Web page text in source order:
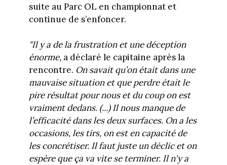
suite au Parc OL en championnat et
continue de s’enfoncer.
"Il y a de la frustration et une déception
énorme, a déclaré le capitaine après la
rencontre. On savait qu’on était dans une
mauvaise situation et que perdre était le
pire résultat pour nous et du coup on est
vraiment dedans. (...) Il nous manque de
l’efficacité dans les deux surfaces. On a les
occasions, les tirs, on est en capacité de
les concrétiser. Il faut juste un déclic et on
espère que ça va vite se terminer. Il n'y a